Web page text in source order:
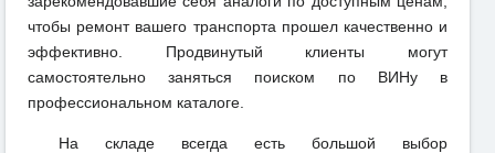
чтобы ремонт вашего транспорта прошел качественно и
эффективно. Продвинутый клиенты могут
самостоятельно заняться поиском по ВИНу в
профессиональном каталоге.
На складе всегда есть большой выбор